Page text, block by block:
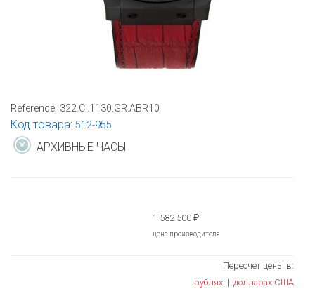
Reference: 322.CI.1130.GR.ABR10
Код товара: 512-955
АРХИВНЫЕ ЧАСЫ
1 582 500 ₽
цена производителя
Пересчет цены в:
рублях | долларах США